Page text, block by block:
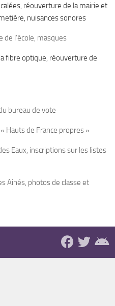
réouverture de la mairie et
nuisances sonores
de l’école, masques
fibre optique, réouverture de
bureau de vote
Hauts de France propres »
Eaux, inscriptions sur les listes
Ainés, photos de classe et